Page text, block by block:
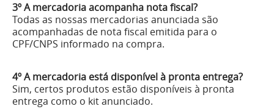
3º A mercadoria acompanha nota fiscal?
Todas as nossas mercadorias anunciada são
acompanhadas de nota fiscal emitida para o
CPF/CNPS informado na compra.
4º A mercadoria está disponível à pronta entrega?
Sim, certos produtos estão disponíveis à pronta
entrega como o kit anunciado.